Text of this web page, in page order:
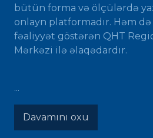
bütün forma və ölçülərdə
onlayn platformadır. Həm
fəaliyyət göstərən QHT
Mərkəzi ilə əlaqədardır.
...
Davamını oxu